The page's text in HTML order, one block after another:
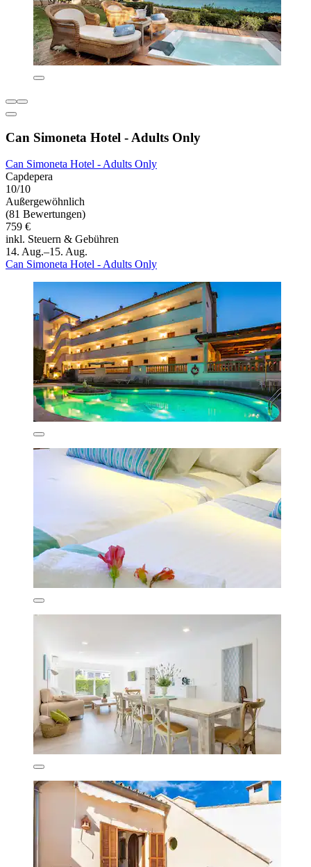
Can Simoneta Hotel - Adults Only
Can Simoneta Hotel - Adults Only
Capdepera
10/10
Außergewöhnlich
(81 Bewertungen)
759 €
inkl. Steuern & Gebühren
14. Aug.–15. Aug.
Can Simoneta Hotel - Adults Only